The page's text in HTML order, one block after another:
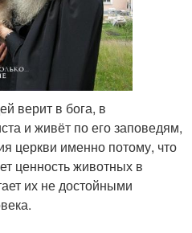
верит в бога, в
и живёт по его заповедям,
церкви именно потому, что
ценность животных в
их не достойными